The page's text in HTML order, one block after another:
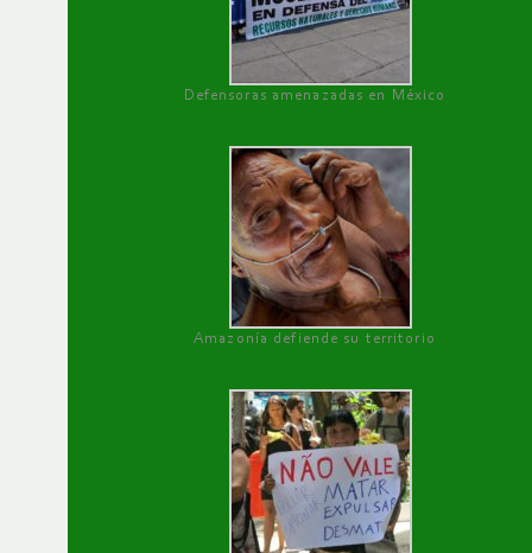
Defensoras amenazadas en México
Amazonía defiende su territorio